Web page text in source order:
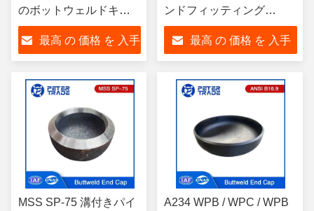
のボットウェルドキャ
ップ DN15-DN1200
Sch10 Sch20 Sch30 消
防システム
最高 の 価格 を 入手
ンドフィッティング
ASME B16.9 パイプ接続
のための炭素鋼のバット
ウェルドエンドキャップ
最高 の 価格 を 入手
MSS SP-75 溝付きパイ
A234 WPB / WPC / WPB